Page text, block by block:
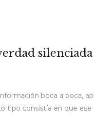
silenciada
boca a boca,
tipo consistía en que